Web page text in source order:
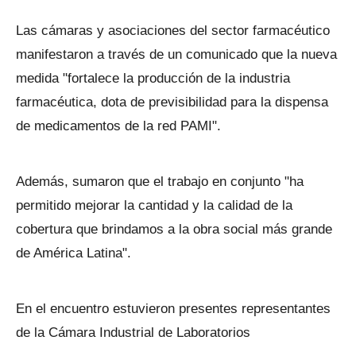
Las cámaras y asociaciones del sector farmacéutico
manifestaron a través de un comunicado que la nueva
medida "fortalece la producción de la industria
farmacéutica, dota de previsibilidad para la dispensa
de medicamentos de la red PAMI".
Además, sumaron que el trabajo en conjunto "ha
permitido mejorar la cantidad y la calidad de la
cobertura que brindamos a la obra social más grande
de América Latina".
En el encuentro estuvieron presentes representantes
de la Cámara Industrial de Laboratorios